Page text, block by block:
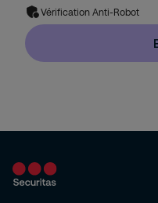
Vérification Anti-Robot